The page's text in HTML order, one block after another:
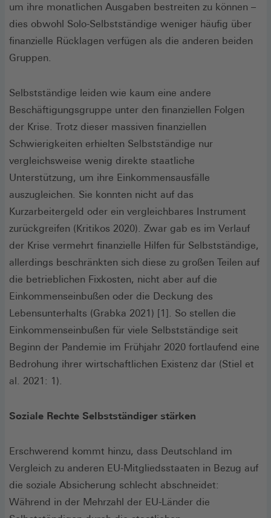
um ihre monatlichen Ausgaben bestreiten zu können –
dies obwohl Solo-Selbstständige weniger häufig über
finanzielle Rücklagen verfügen als die anderen beiden
Gruppen.
Selbstständige leiden wie kaum eine andere
Beschäftigungsgruppe unter den finanziellen Folgen
der Krise. Trotz dieser massiven finanziellen
Schwierigkeiten erhielten Selbstständige nur
vergleichsweise wenig direkte staatliche
Unterstützung, um ihre Einkommensausfälle
auszugleichen. Sie konnten nicht auf das
Kurzarbeitergeld oder ein vergleichbares Instrument
zurückgreifen (Kritikos 2020). Zwar gab es im Verlauf
der Krise vermehrt finanzielle Hilfen für Selbstständige,
allerdings beschränkten sich diese zu großen Teilen auf
die betrieblichen Fixkosten, nicht aber auf die
Einkommenseinbußen oder die Deckung des
Lebensunterhalts (Grabka 2021) [1]. So stellen die
Einkommenseinbußen für viele Selbstständige seit
Beginn der Pandemie im Frühjahr 2020 fortlaufend eine
Bedrohung ihrer wirtschaftlichen Existenz dar (Stiel et
al. 2021: 1).
Soziale Rechte Selbstständiger stärken
Erschwerend kommt hinzu, dass Deutschland im
Vergleich zu anderen EU-Mitgliedsstaaten in Bezug auf
die soziale Absicherung schlecht abschneidet:
Während in der Mehrzahl der EU-Länder die